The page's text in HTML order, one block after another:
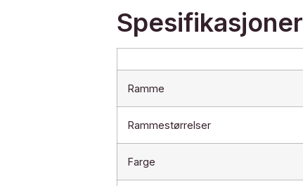
Spesifikasjoner
Ramme
Rammestørrelser
Farge